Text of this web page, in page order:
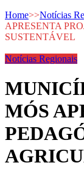
Home>>Notícias
APRESENTA
SUSTENTÁVEL
Notícias Regionais
MÓS